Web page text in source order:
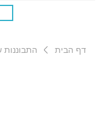
דף הבית התבוננות